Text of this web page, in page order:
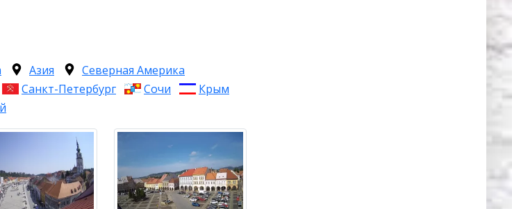
Азия
Северная Америка
Санкт-Петербург Сочи
Крым